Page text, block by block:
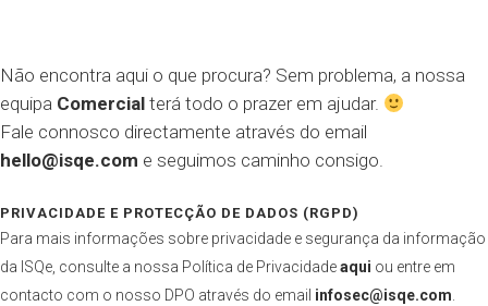
Não encontra aqui o que procura? Sem problema, a nossa
equipa Comercial terá todo o prazer em ajudar.
Fale connosco directamente através do email
hello@isqe.com e seguimos caminho consigo.
PRIVACIDADE E PROTECÇÃO DE DADOS (RGPD)
Para mais informações sobre privacidade e segurança da informação
da ISQe, consulte a nossa Política de Privacidadeaqui ou entre em
contacto com o nosso DPO através do email infosec@isqe.com.